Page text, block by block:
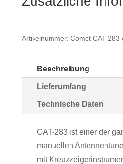
2m/70cm
Menge
Artikelnummer: Comet CAT 283
Beschreibung
Lieferumfang
Technische Daten
CAT-283 ist einer der
manuellen
mit